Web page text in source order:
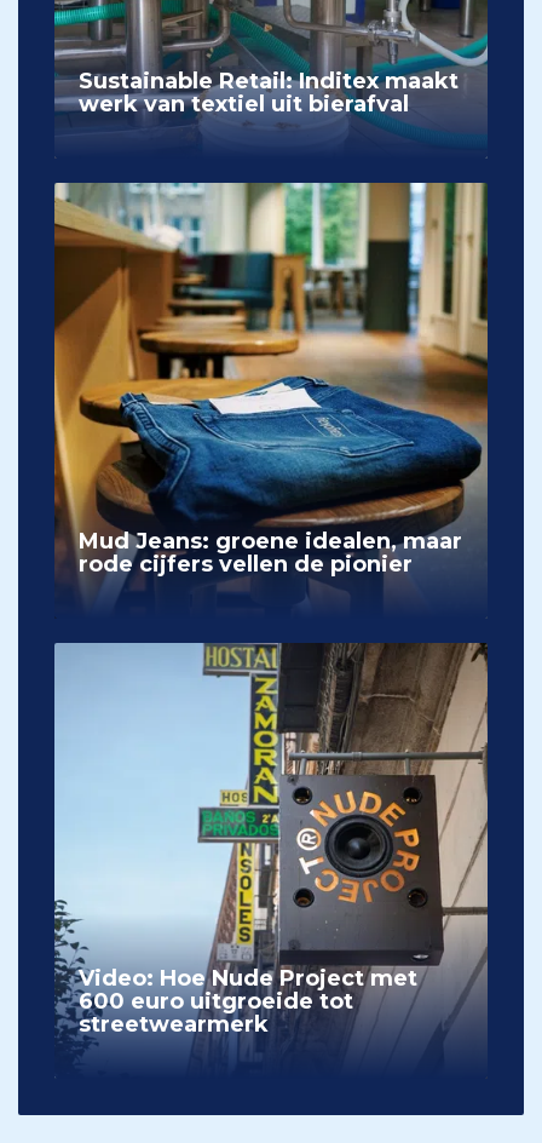
Sustainable Retail: Inditex maakt
werk van textiel uit bierafval
Mud Jeans: groene idealen, maar
rode cijfers vellen de pionier
Video: Hoe Nude Project met
600 euro uitgroeide tot
streetwearmerk